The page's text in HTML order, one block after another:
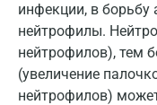
инфекции, в
нейтрофилы.
нейтрофилов), тем
(увеличение
нейтрофилов)
Истра
Йошкар-Ола
Калининград